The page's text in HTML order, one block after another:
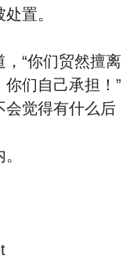
置。
“你们贸然擅离
们自己承担！”
会觉得有什么后